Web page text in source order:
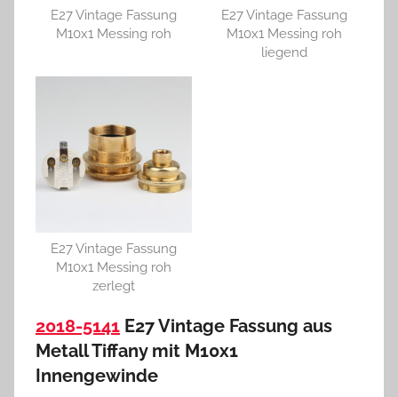
E27 Vintage Fassung
M10x1 Messing roh
E27 Vintage Fassung
M10x1 Messing roh
liegend
E27 Vintage Fassung
M10x1 Messing roh
zerlegt
2018-5141 E27 Vintage Fassung aus
Metall Tiffany mit M10x1
Innengewinde